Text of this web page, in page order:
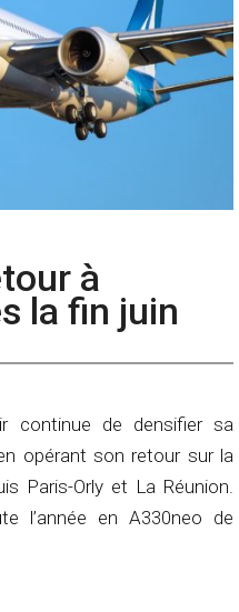
à
la fin juin
continue de densifier sa
opérant son retour sur la
Paris-Orly et La Réunion.
l’année en A330neo de